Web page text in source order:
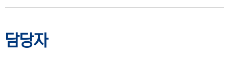
담당자